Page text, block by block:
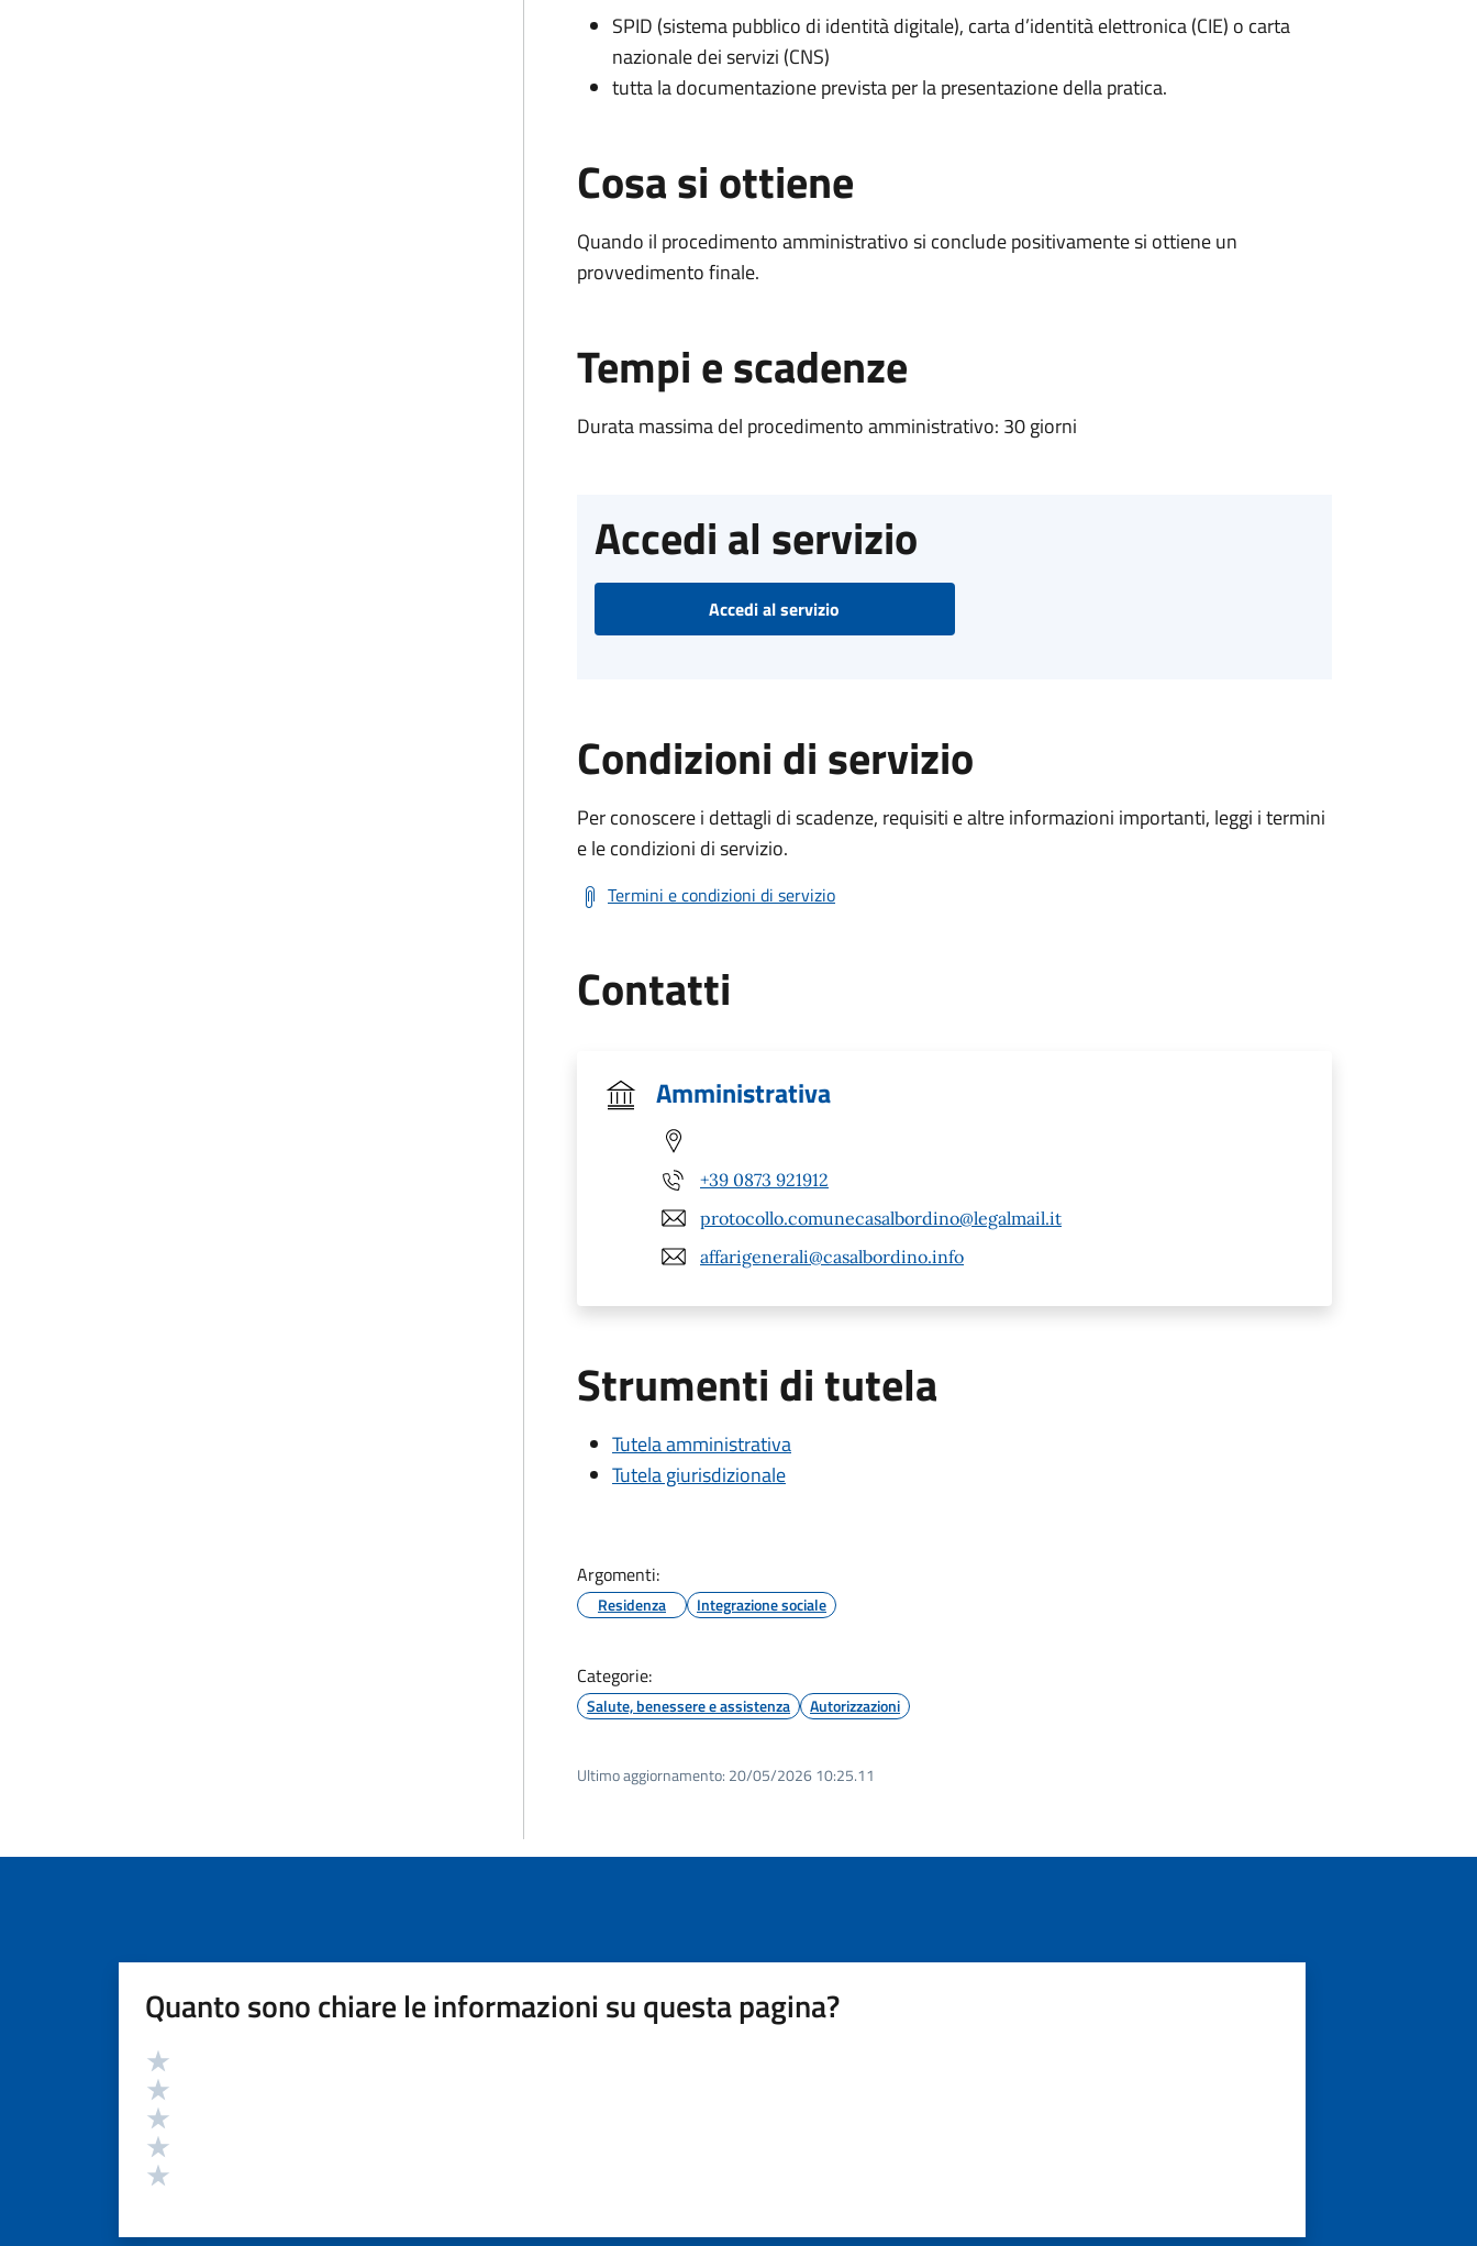
SPID (sistema pubblico di identità digitale), carta d’identità elettronica (CIE) o carta
nazionale dei servizi (CNS)
tutta la documentazione prevista per la presentazione della pratica.
Cosa si ottiene
Quando il procedimento amministrativo si conclude positivamente si ottiene un
provvedimento finale.
Tempi e scadenze
Durata massima del procedimento amministrativo: 30 giorni
Accedi al servizio
Accedi al servizio
Condizioni di servizio
Per conoscere i dettagli di scadenze, requisiti e altre informazioni importanti, leggi i termini
e le condizioni di servizio.
Termini e condizioni di servizio
Contatti
Amministrativa
+39 0873 921912
protocollo.comunecasalbordino@legalmail.it
affarigenerali@casalbordino.info
Strumenti di tutela
Tutela amministrativa
Tutela giurisdizionale
Argomenti:
Residenza Integrazione sociale
Categorie:
Salute, benessere e assistenza Autorizzazioni
Ultimo aggiornamento: 20/05/2026 10:25.11
Quanto sono chiare le informazioni su questa pagina?
Valutazione